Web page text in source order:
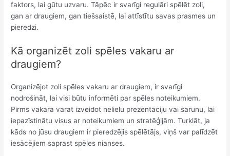
faktors, lai gūtu uzvaru. Tāpēc ir svarīgi regulāri spēlēt zoli,
gan ar draugiem, gan tiešsaistē, lai attīstītu savas prasmes un
pieredzi.
Kā organizēt zoli spēles vakaru ar
draugiem?
Organizējot zoli spēles vakaru ar draugiem, ir svarīgi
nodrošināt, lai visi būtu informēti par spēles noteikumiem.
Pirms vakara varat izveidot nelielu prezentāciju vai sarunu, lai
iepazīstinātu visus ar noteikumiem un stratēģijām. Turklāt, ja
kāds no jūsu draugiem ir pieredzējis spēlētājs, viņš var palīdzēt
iesācējiem saprast spēles nianses.